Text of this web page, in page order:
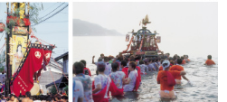
暮れ時のランニング、そして
など、視界が悪いシーンでの
します。
首や足首、あるいはバッグの